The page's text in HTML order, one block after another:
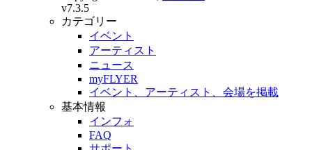
v7.3.5
カテゴリー
イベント
アーティスト
ニュース
myFLYER
イベント、アーティスト、会場を掲載
基本情報
インフォ
FAQ